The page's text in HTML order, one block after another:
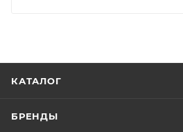
КАТАЛОГ
БРЕНДЫ